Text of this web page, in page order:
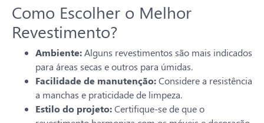
Como Escolher o Melhor
Revestimento?
Ambiente:Alguns revestimentos são mais indicados
para áreas secas e outros para úmidas.
Facilidade de manutenção:Considere a resistência
a manchas e praticidade de limpeza.
Estilo do projeto:Certifique-se de que o